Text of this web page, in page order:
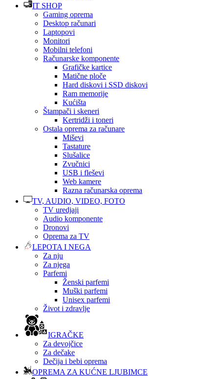
IT SHOP
Gaming oprema
Desktop računari
Laptopovi
Monitori
Mobilni telefoni
Računarske komponente
Grafičke kartice
Matične ploče
Hard diskovi i SSD diskovi
Ram memorije
Kućišta
Štampači i skeneri
Kertridži i toneri
Ostala oprema za računare
Miševi
Tastature
Slušalice
Zvučnici
USB i fleševi
Web kamere
Razna računarska oprema
TV, AUDIO, VIDEO, FOTO
TV uredjaji
Audio komponente
Dronovi
Oprema za TV
LEPOTA I NEGA
Za nju
Za njega
Parfemi
Ženski parfemi
Muški parfemi
Unisex parfemi
Život i zdravlje
IGRAČKE
Za devojčice
Za dečake
Dečija i bebi oprema
OPREMA ZA KUĆNE LJUBIMCE